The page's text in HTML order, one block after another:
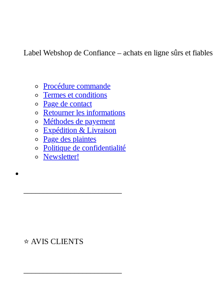
Label Webshop de Confiance – achats en ligne sûrs et fiables
Procédure commande
Termes et conditions
Page de contact
Retourner les informations
Méthodes de payement
Expédition & Livraison
Page des plaintes
Politique de confidentialité
Newsletter!
⭐ AVIS CLIENTS